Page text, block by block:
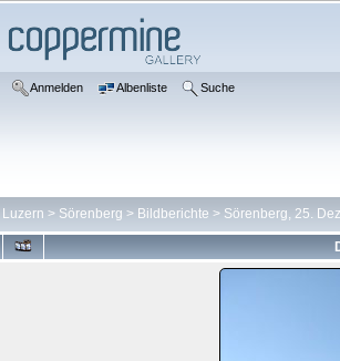
Anmelden Albenliste Suche
Luzern > Sörenberg > Bildberichte > Sörenberg, 25.